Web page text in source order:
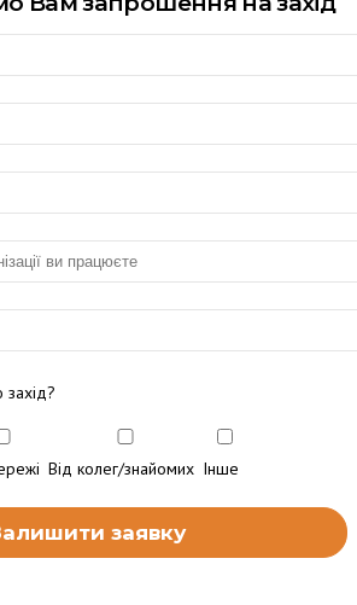
захід?
Від колег/знайомих Інше